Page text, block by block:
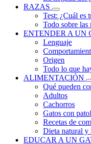
RAZAS
Test: ¿Cuál es
Todo sobre las
ENTENDER A UN
Lenguaje
Origen
Todo lo que
ALIMENTACIÓN
Qué pueden
Adultos
Cachorros
Gatos con
Recetas de
Dieta natural
EDUCAR A UN